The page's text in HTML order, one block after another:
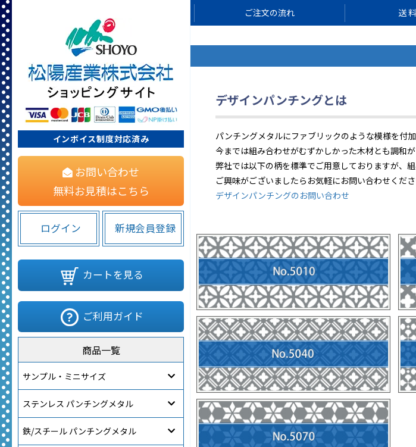
インボイス制度対応済み
お問い合わせ
無料お見積はこちら
ログイン 新規会員登録
カートを見る
ご利用ガイド
商品一覧
サンプル・ミニサイズ
ステンレス パンチングメタル
鉄/スチール パンチングメタル
ご注文の流れ 送
デザインパンチングとは
パンチングメタルにファブリックのような模様を付
今までは組み合わせがむずかしかった木材とも調和
弊社では以下の柄を標準でご用意しておりますが、
ご興味がございましたらお気軽にお問い合わせくださ
デザインパンチングのお問い合わせ